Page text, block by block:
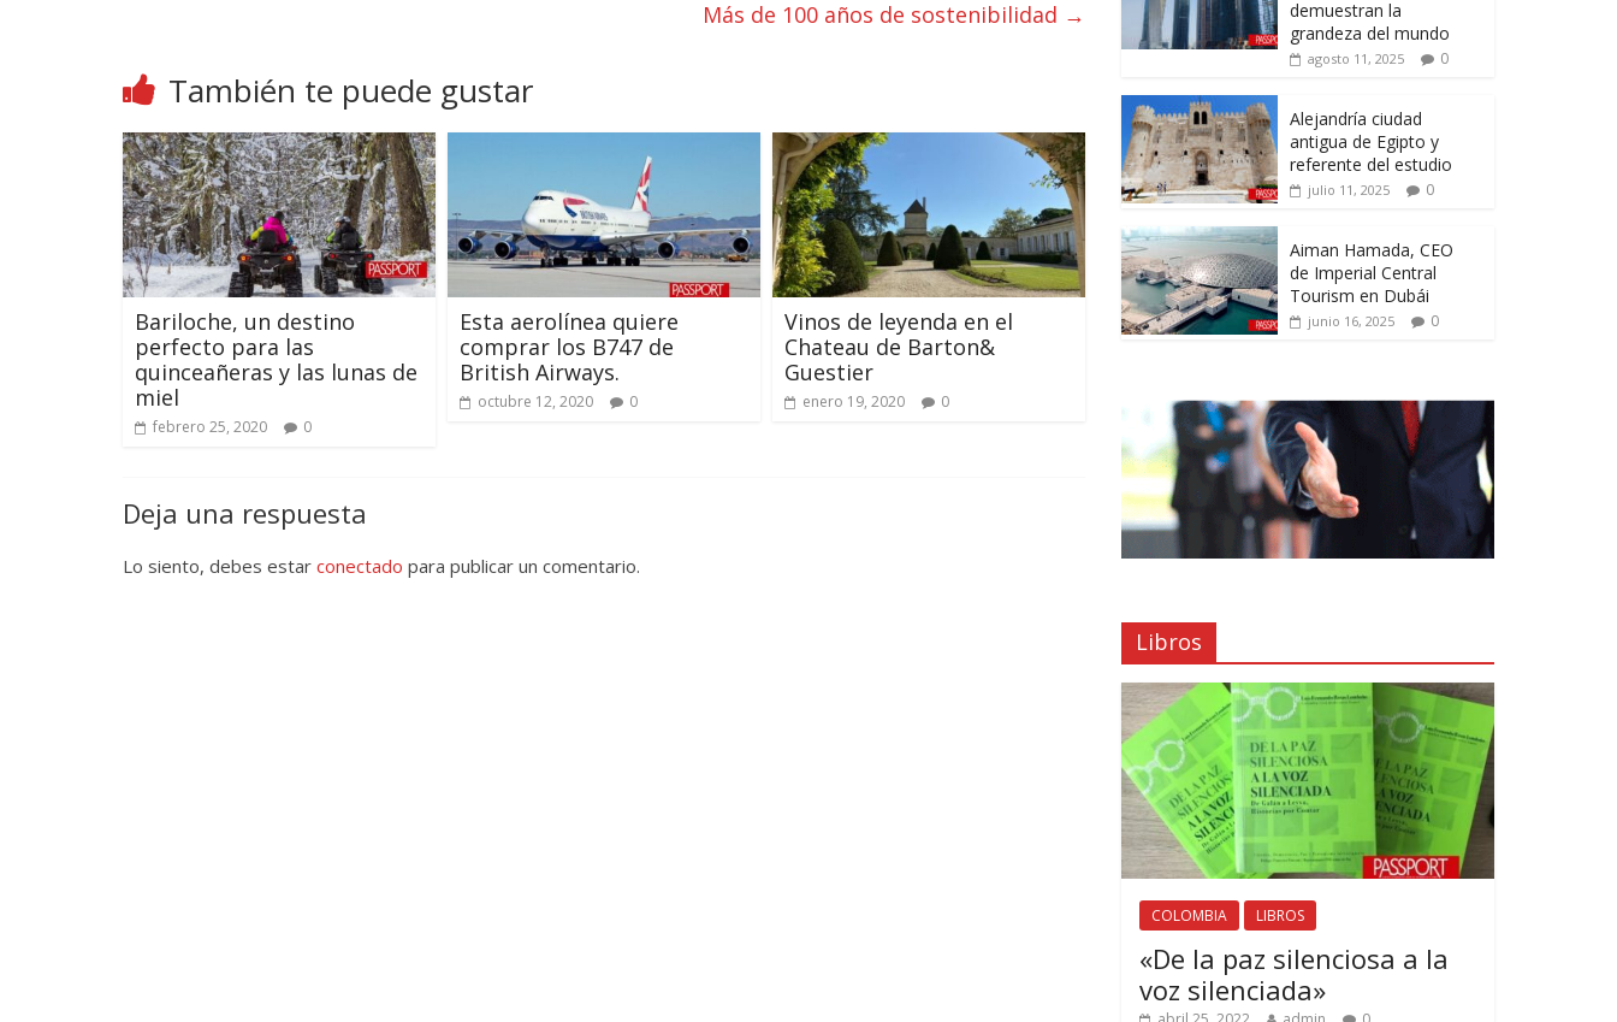
Más de 100 años de sostenibilidad →
También te puede gustar
Bariloche, un destino
perfecto para las
quinceañeras y las lunas de
miel
febrero 25, 2020 0
Esta aerolínea quiere
comprar los B747 de
British Airways.
octubre 12, 2020 0
Vinos de leyenda en el
Chateau de Barton&
Guestier
enero 19, 2020 0
Deja una respuesta
Lo siento, debes estar conectado para publicar un comentario.
demuestran la
grandeza del mundo
agosto 11, 2025 0
Alejandría ciudad
antigua de Egipto y
referente del estudio
julio 11, 2025 0
Aiman Hamada, CEO
de Imperial Central
Tourism en Dubái
junio 16, 2025 0
Libros
COLOMBIA LIBROS
«De la paz silenciosa a la
voz silenciada»